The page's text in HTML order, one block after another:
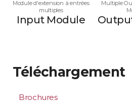
Module d'extension à entrées
multiples
Input Module
Multiple
Téléchargement
Brochures